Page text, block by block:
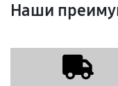
Наши